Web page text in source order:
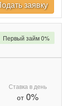
заявку
Ставка в день
от0%
Первый займ 0%